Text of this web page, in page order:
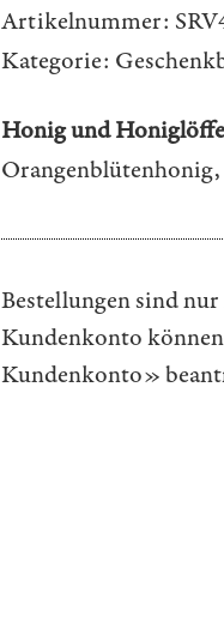
Artikelnummer:
Kategorie:
Honig und
Bestellungen sind
Kundenkonto
Kundenkonto»